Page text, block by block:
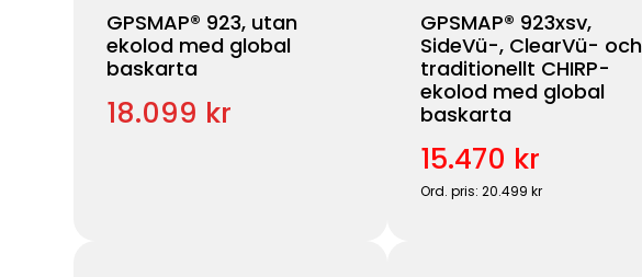
GPSMAP® 923, utan
ekolod med global
baskarta
18.099 kr
GPSMAP® 923xsv,
SideVü-, ClearVü- och
traditionellt CHIRP-
ekolod med global
baskarta
15.470 kr
Ord. pris: 20.499 kr